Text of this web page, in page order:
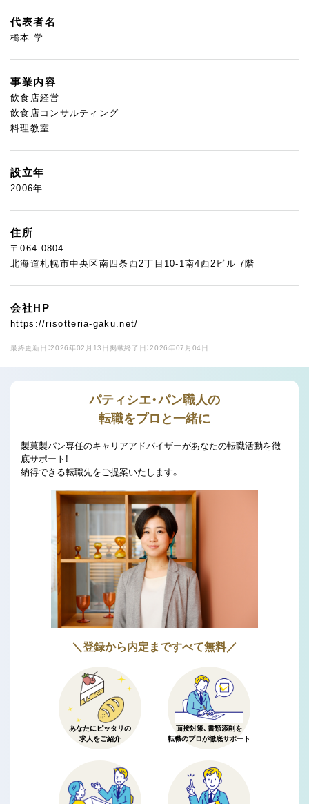
代表者名
橋本 学
事業内容
飲食店経営
飲食店コンサルティング
料理教室
設立年
2006年
住所
〒064-0804
北海道札幌市中央区南四条西2丁目10-1南4西2ビル 7階
会社HP
https://risotteria-gaku.net/
最終更新日：2026年02月13日 掲載終了日：2026年07月04日
パティシエ・パン職人の
転職をプロと一緒に
製菓製パン専任のキャリアアドバイザーがあなたの転職活動を徹
底サポート!
納得できる転職先をご提案いたします。
＼登録から内定まですべて無料／
あなたにピッタリの
求人をご紹介
面接対策、書類添削を
転職のプロが徹底サポート